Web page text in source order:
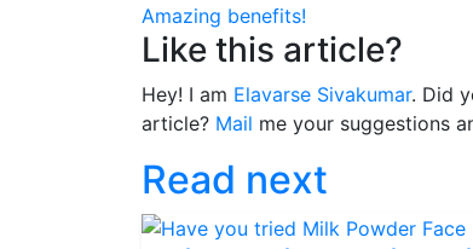
Amazing benefits!
Like this article?
Hey! I am Elavarse Sivakumar. Did
article? Mail me your suggestions
Read next